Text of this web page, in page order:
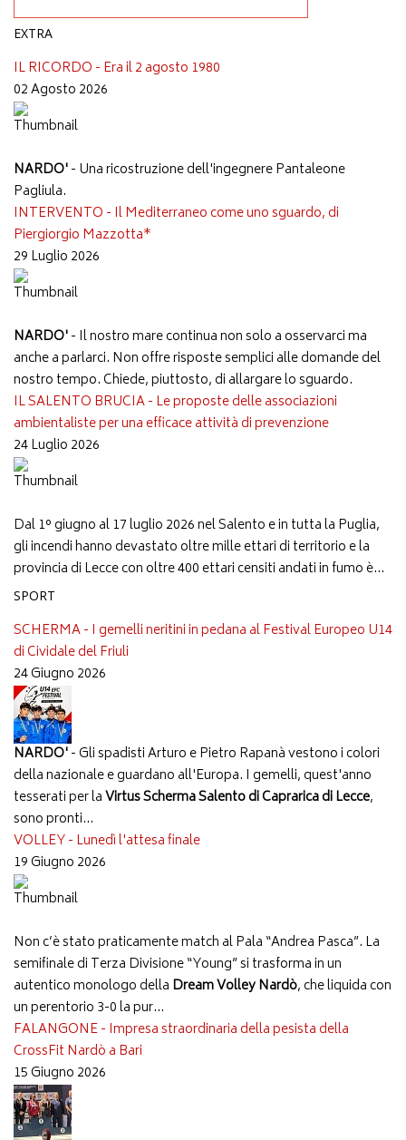
EXTRA
IL RICORDO - Era il 2 agosto 1980
02 Agosto 2026
NARDO'- Una ricostruzione dell'ingegnere Pantaleone
Pagliula.
INTERVENTO - Il Mediterraneo come uno sguardo, di
Piergiorgio Mazzotta*
29 Luglio 2026
NARDO'- Il nostro mare continua non solo a osservarci ma
anche a parlarci. Non offre risposte semplici alle domande del
nostro tempo. Chiede, piuttosto, di allargare lo sguardo.
IL SALENTO BRUCIA - Le proposte delle associazioni
ambientaliste per una efficace attività di prevenzione
24 Luglio 2026
Dal 1° giugno al 17 luglio 2026 nel Salento e in tutta la Puglia,
gli incendi hanno devastato oltre mille ettari di territorio e la
provincia di Lecce con oltre 400 ettari censiti andati in fumo è...
SPORT
SCHERMA - I gemelli neritini in pedana al Festival Europeo U14
di Cividale del Friuli
24 Giugno 2026
NARDO'- Gli spadisti Arturo e Pietro Rapanà vestono i colori
della nazionale e guardano all'Europa. I gemelli, quest'anno
tesserati per laVirtus Scherma Salento di Caprarica di Lecce,
sono pronti...
VOLLEY - Lunedì l'attesa finale
19 Giugno 2026
Non c’è stato praticamente match al Pala “Andrea Pasca”. La
semifinale di Terza Divisione “Young” si trasforma in un
autentico monologo della Dream Volley Nardò, che liquida con
un perentorio 3-0 la pur...
FALANGONE - Impresa straordinaria della pesista della
CrossFit Nardò a Bari
15 Giugno 2026